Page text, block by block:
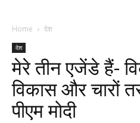
Home देश
देश
मेरे तीन एजेंडे हैं-
विकास और चारों
पीएम मोदी